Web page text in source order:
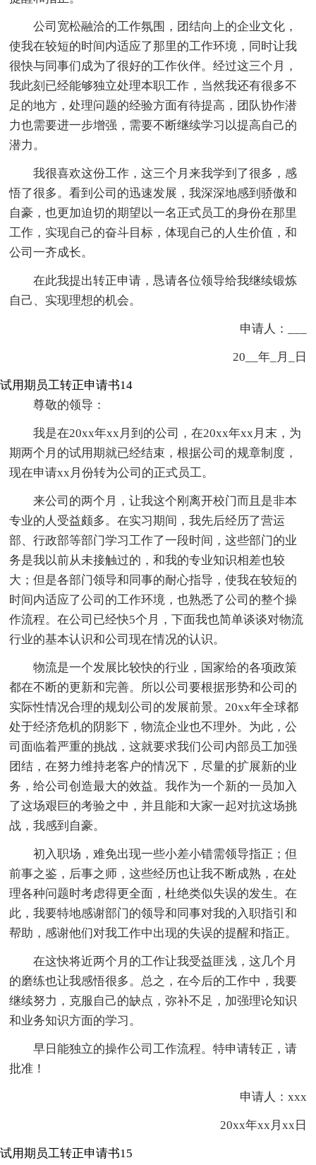
公司宽松融洽的工作氛围，团结向上的企业文化，
使我在较短的时间内适应了那里的工作环境，同时让我
很快与同事们成为了很好的工作伙伴。经过这三个月，
我此刻已经能够独立处理本职工作，当然我还有很多不
足的地方，处理问题的经验方面有待提高，团队协作潜
力也需要进一步增强，需要不断继续学习以提高自己的
潜力。
我很喜欢这份工作，这三个月来我学到了很多，感
悟了很多。看到公司的迅速发展，我深深地感到骄傲和
自豪，也更加迫切的期望以一名正式员工的身份在那里
工作，实现自己的奋斗目标，体现自己的人生价值，和
公司一齐成长。
在此我提出转正申请，恳请各位领导给我继续锻炼
自己、实现理想的机会。
申请人：___
20__年_月_日
试用期员工转正申请书14
尊敬的领导：
我是在20xx年xx月到的公司，在20xx年xx月末，为
期两个月的试用期就已经结束，根据公司的规章制度，
现在申请xx月份转为公司的正式员工。
来公司的两个月，让我这个刚离开校门而且是非本
专业的人受益颇多。在实习期间，我先后经历了营运
部、行政部等部门学习工作了一段时间，这些部门的业
务是我以前从未接触过的，和我的专业知识相差也较
大；但是各部门领导和同事的耐心指导，使我在较短的
时间内适应了公司的工作环境，也熟悉了公司的整个操
作流程。在公司已经快5个月，下面我也简单谈谈对物流
行业的基本认识和公司现在情况的认识。
物流是一个发展比较快的行业，国家给的各项政策
都在不断的更新和完善。所以公司要根据形势和公司的
实际性情况合理的规划公司的发展前景。20xx年全球都
处于经济危机的阴影下，物流企业也不理外。为此，公
司面临着严重的挑战，这就要求我们公司内部员工加强
团结，在努力维持老客户的情况下，尽量的扩展新的业
务，给公司创造最大的效益。我作为一个新的一员加入
了这场艰巨的考验之中，并且能和大家一起对抗这场挑
战，我感到自豪。
初入职场，难免出现一些小差小错需领导指正；但
前事之鉴，后事之师，这些经历也让我不断成熟，在处
理各种问题时考虑得更全面，杜绝类似失误的发生。在
此，我要特地感谢部门的领导和同事对我的入职指引和
帮助，感谢他们对我工作中出现的失误的提醒和指正。
在这快将近两个月的工作让我受益匪浅，这几个月
的磨练也让我感悟很多。总之，在今后的工作中，我要
继续努力，克服自己的缺点，弥补不足，加强理论知识
和业务知识方面的学习。
早日能独立的操作公司工作流程。特申请转正，请
批准！
申请人：xxx
20xx年xx月xx日
试用期员工转正申请书15